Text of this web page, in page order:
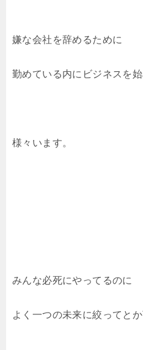
嫌な会社を辞めるために
勤めている内にビジネスを始
様々います。
みんな必死にやってるのに
よく一つの未来に絞ってとか